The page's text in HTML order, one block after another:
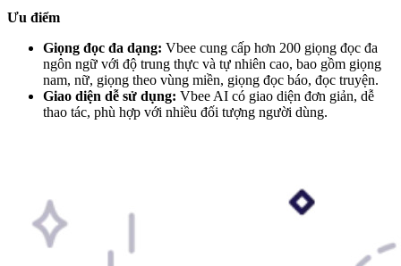
Ưu điểm
Giọng đọc đa dạng: Vbee cung cấp hơn 200 giọng đọc đa
ngôn ngữ với độ trung thực và tự nhiên cao, bao gồm giọng
nam, nữ, giọng theo vùng miền, giọng đọc báo, đọc truyện.
Giao diện dễ sử dụng: Vbee AI có giao diện đơn giản, dễ
thao tác, phù hợp với nhiều đối tượng người dùng.